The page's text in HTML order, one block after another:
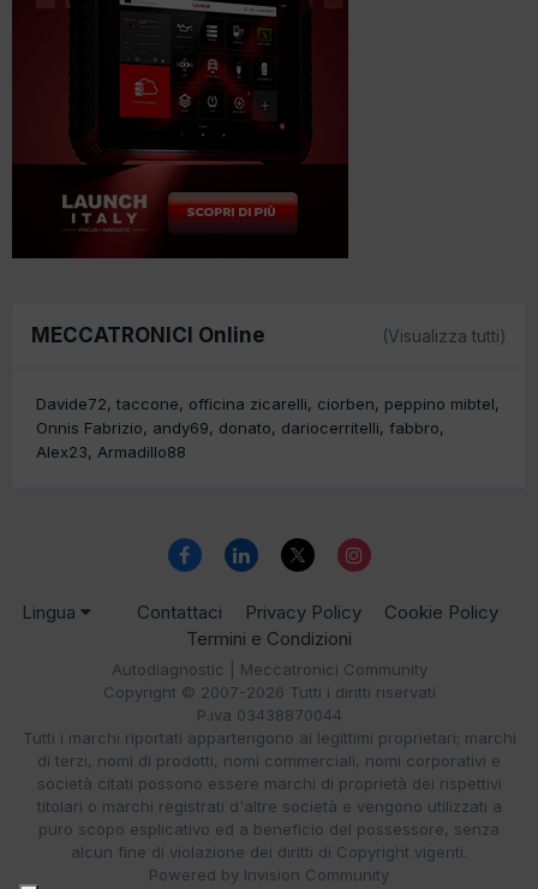
MECCATRONICI Online (Visualizza tutti)
Davide72 taccone officina zicarelli ciorben
peppino mibtel
Onnis Fabrizio
andy69 donato dariocerritelli fabbro
Alex23 Armadillo88
Lingua Contattaci Privacy Policy
Cookie Policy
Termini e Condizioni
Autodiagnostic | Meccatronici Community
Copyright © 2007-2026 Tutti i diritti riservati
P.iva 03438870044
Tutti i marchi riportati appartengono ai legittimi proprietari; marchi
di terzi, nomi di prodotti, nomi commerciali, nomi corporativi e
società citati possono essere marchi di proprietà dei rispettivi
titolari o marchi registrati d'altre società e vengono utilizzati a
puro scopo esplicativo ed a beneficio del possessore, senza
alcun fine di violazione dei diritti di Copyright vigenti.
Powered by Invision Community